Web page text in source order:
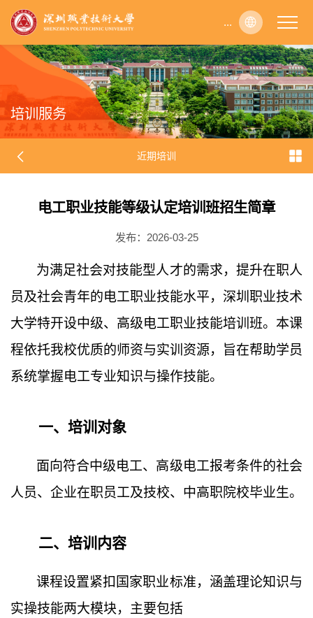
...
...
...
...
...
...
...
...
...
...
...
...
...
...
...
...
...
...
...
...
...
...
...
...
...
...
...
...
...
...
...
...
...
...
...
...
...
...
...
...
...
...
...
...
...
...
...
...
...
...
...
...
...
...
...
...
...
...
...
...
...
...
...
...
...
...
...
...
...
...
...
...
...
...
...
...
...
...
...
...
...
...
...
...
...
...
...
...
...
...
...
...
...
...
...
...
...
...
...
...
...
...
...
...
...
...
...
...
...
...
...
...
...
...
...
...
...
...
...
...
...
...
...
...
...
...
...
...
...
...
...
...
...
...
...
...
...
...
...
...
...
...
...
...
...
...
...
...
...
...
...
...
...
...
...
...
...
...
...
...
...
...
...
...
...
...
...
...